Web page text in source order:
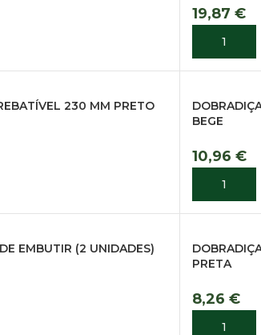
19,87 €
ADICIONAR
230 MM PRETO
BEGE
10,96 €
ADICIONAR
EMBUTIR (2 UNIDADES)
PRETA
8,26 €
ADICIONAR